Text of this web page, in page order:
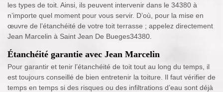
les types de toit. Ainsi, ils peuvent intervenir dans le 34380 à
n’importe quel moment pour vous servir. D’où, pour la mise en
œuvre de l’étanchéité de votre toit terrasse ; appelez directement
Jean Marcelin à Saint Jean De Bueges34380.
Étanchéité garantie avec Jean Marcelin
Pour garantir et tenir l’étanchéité de toit tout au long du temps, il
est toujours conseillé de bien entretenir la toiture. Il faut vérifier de
temps en temps si des risques ou des infiltrations d’eau sont déjà